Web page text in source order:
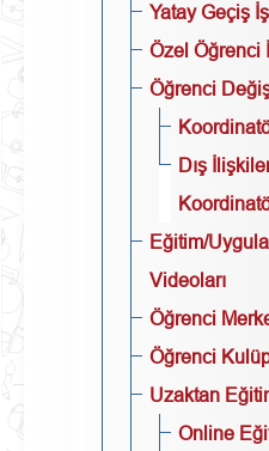
Yatay Geçiş
Özel Öğrenci
Öğrenci
Dış
Eğitim/
Videoları
Öğrenci
Öğrenci
Uzaktan
Online